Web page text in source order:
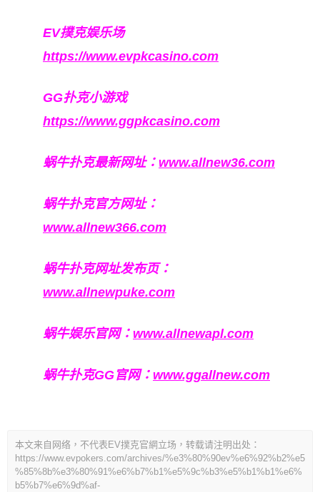
EV撲克娱乐场
https://www.evpkcasino.com
GG扑克小游戏
https://www.ggpkcasino.com
蜗牛扑克最新网址： www.allnew36.com
蜗牛扑克官方网址：
www.allnew366.com
蜗牛扑克网址发布页：
www.allnewpuke.com
蜗牛娱乐官网： www.allnewapl.com
蜗牛扑克GG官网： www.ggallnew.com
本文来自网络，不代表EV撲克官網立场，转载请注明出处：
https://www.evpokers.com/archives/%e3%80%90ev%e6%92%b2%e5
%85%8b%e3%80%91%e6%b7%b1%e5%9c%b3%e5%b1%b1%e6%
b5%b7%e6%9d%af-